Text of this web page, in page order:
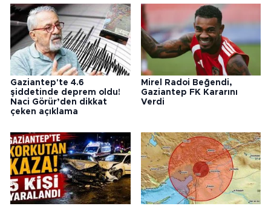
Gaziantep'te 4.6
şiddetinde deprem oldu!
Naci Görür’den dikkat
çeken açıklama
Mirel Radoi Beğendi,
Gaziantep FK Kararını
Verdi